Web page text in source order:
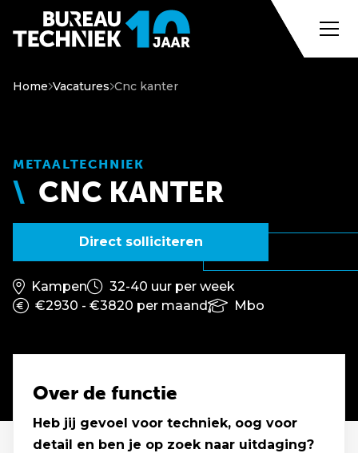
Home Vacatures Cnc kanter
METAALTECHNIEK
CNC KANTER
Direct solliciteren
Kampen
32-40 uur per week
€2930 - €3820 per maand
Mbo
Over de functie
Heb jij gevoel voor techniek, oog voor
detail en ben je op zoek naar uitdaging?